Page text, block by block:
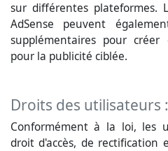
sur différentes plateformes.
AdSense peuvent
supplémentaires pour créer
pour la publicité ciblée.
Droits des utilisateurs :
Conformément à la loi, les
droit d'accès, de rectification